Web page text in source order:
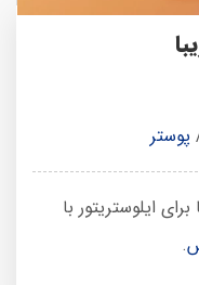
پوستر
ایلوستریتور با
.